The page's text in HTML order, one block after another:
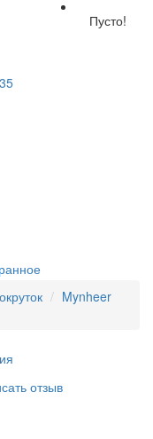
Пусто!
Mynheer
отзыв